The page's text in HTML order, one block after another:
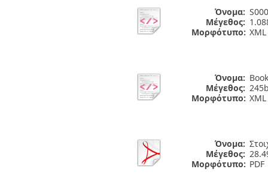
Όνομα:
Μέγεθος:
Μορφότυπο: XML
Όνομα:
Μέγεθος:
Μορφότυπο: XML
Όνομα:
Μέγεθος:
Μορφότυπο: PDF